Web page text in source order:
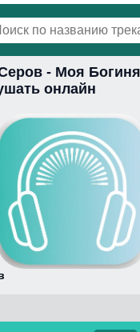
- Моя Богиня
онлайн